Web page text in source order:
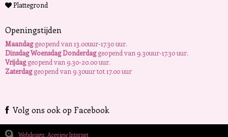
Plattegrond
Openingstijden
Maandaggeopend van 13.00uur-17.30 uur.
Dinsdag Woensdag Donderdaggeopend van 9.30uur-17.30 uur.
Vrijdaggeopend van 9.30-20.00 uur.
Zaterdaggeopend van 9.30uur tot 17.00 uur
Volg ons ook op Facebook
Webdesign: Aceview Internet